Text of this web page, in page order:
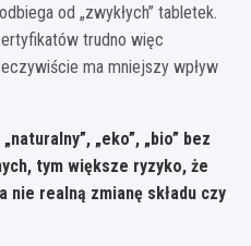
od „zwykłych” tabletek.
trudno więc
ma mniejszy wpływ
„eko”, „bio” bez
tym większe ryzyko, że
nie realną zmianę składu czy